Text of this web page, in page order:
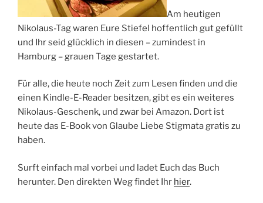
Am heutigen
Nikolaus-Tag waren Eure Stiefel hoffentlich gut gefüllt
und Ihr seid glücklich in diesen – zumindest in
Hamburg – grauen Tage gestartet.
Für alle, die heute noch Zeit zum Lesen finden und die
einen Kindle-E-Reader besitzen, gibt es ein weiteres
Nikolaus-Geschenk, und zwar bei Amazon. Dort ist
heute das E-Book von Glaube Liebe Stigmata gratis zu
haben.
Surft einfach mal vorbei und ladet Euch das Buch
herunter. Den direkten Weg findet Ihr hier.